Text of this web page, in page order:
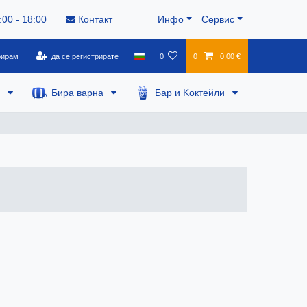
- 18:00 Контакт Инфо Сервис
да се регистрирате 0 0 0,00 €
Бира варна Бар и Kоктейли